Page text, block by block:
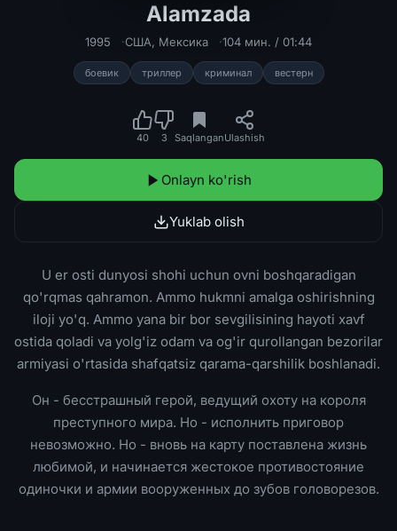
Alamzada
Alamzada Uzbek tilida 1995
1995 США, Мексика 104 мин. / 01:44
боевик триллер криминал вестерн
40 3 SaqlanganUlashish
Onlayn ko'rish
Yuklab olish
U er osti dunyosi shohi uchun ovni boshqaradigan
qo'rqmas qahramon. Ammo hukmni amalga oshirishning
iloji yo'q. Ammo yana bir bor sevgilisining hayoti xavf
ostida qoladi va yolg'iz odam va og'ir qurollangan bezorilar
armiyasi o'rtasida shafqatsiz qarama-qarshilik boshlanadi.
Он - бесстрашный герой, ведущий охоту на короля
преступного мира. Но - исполнить приговор
невозможно. Но - вновь на карту поставлена жизнь
любимой, и начинается жестокое противостояние
одиночки и армии вооруженных до зубов головорезов.